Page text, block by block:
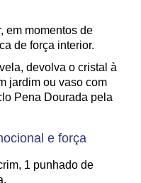
em momentos de
de força interior.
devolva o cristal à
jardim ou vaso com
Pena Dourada pela
e força
1 punhado de